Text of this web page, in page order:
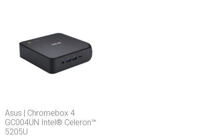
Asus | Chromebox 4
GC004UN Intel® Celeron™
5205U